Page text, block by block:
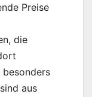
Preise
die
besonders
aus